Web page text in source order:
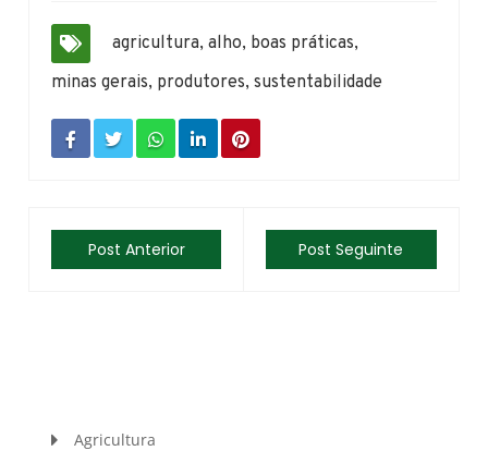
agricultura,alho, boas práticas,
minas gerais, produtores,sustentabilidade
Post Anterior Post Seguinte
Agricultura